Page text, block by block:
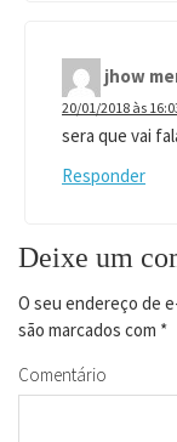
jhow
20/01/2018 às
sera que vai
Responder
Deixe um
O seu endereço de
são marcados com *
Comentário